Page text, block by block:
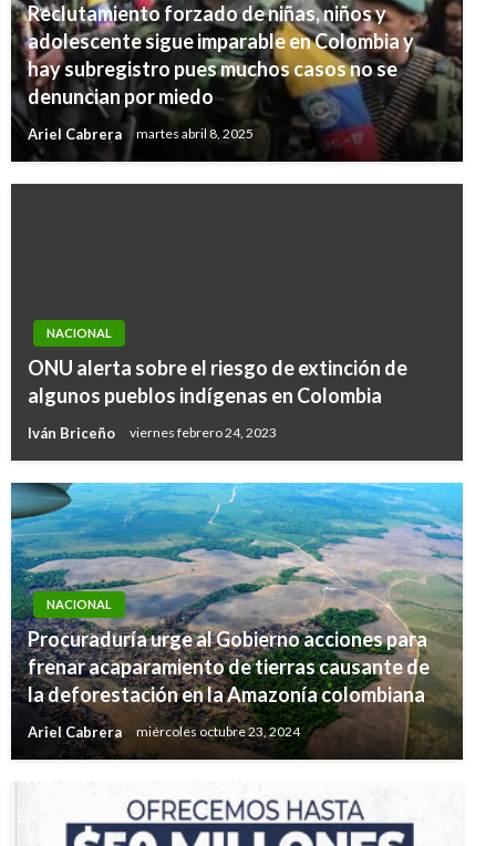
Reclutamiento forzado de niñas, niños y
adolescente sigue imparable en Colombia y
hay subregistro pues muchos casos no se
denuncian por miedo
Ariel Cabrera martes abril 8, 2025
NACIONAL
ONU alerta sobre el riesgo de extinción de
algunos pueblos indígenas en Colombia
Iván Briceño viernes febrero 24, 2023
NACIONAL
Procuraduría urge al Gobierno acciones para
frenar acaparamiento de tierras causante de
la deforestación en la Amazonía colombiana
Ariel Cabrera miércoles octubre 23, 2024